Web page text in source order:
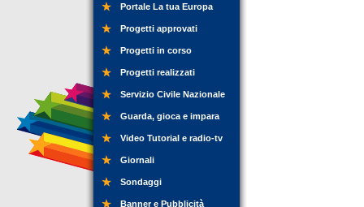
Portale La tua Europa
Progetti approvati
Progetti in corso
Progetti realizzati
Servizio Civile Nazionale
Guarda, gioca e impara
Video Tutorial e radio-tv
Giornali
Sondaggi
Banner e Pubblicità